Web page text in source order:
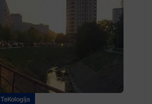
TeKologija